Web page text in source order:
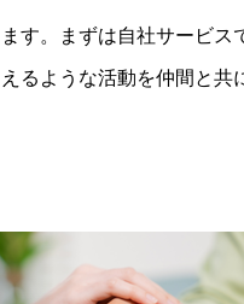
す。まずは自社サービ
るような活動を仲間と